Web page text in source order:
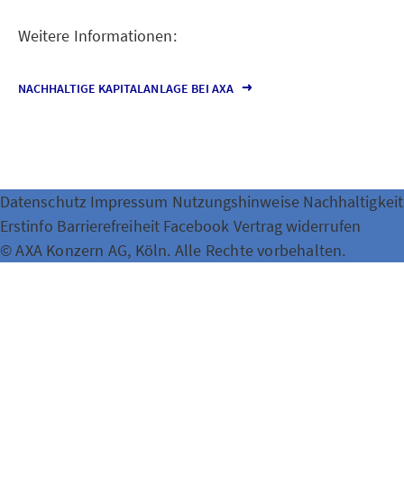
Weitere Informationen:
NACHHALTIGE KAPITALANLAGE BEI AXA
Datenschutz Impressum Nutzungshinweise Nachhaltigkeit
Erstinfo Barrierefreiheit Facebook Vertrag widerrufen
© AXA Konzern AG, Köln. Alle Rechte vorbehalten.